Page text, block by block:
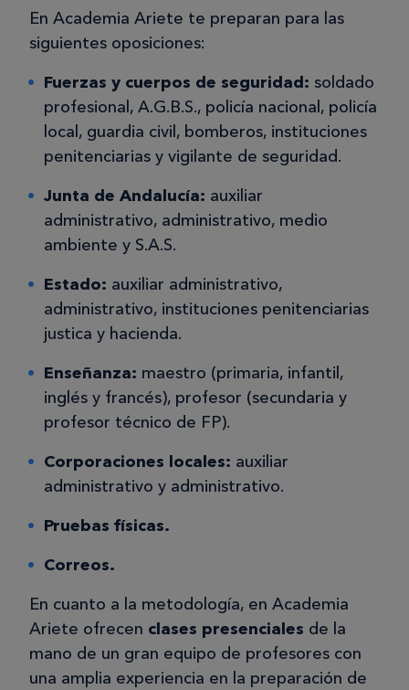
En Academia Ariete te preparan para las
siguientes oposiciones:
Fuerzas y cuerpos de seguridad: soldado
profesional, A.G.B.S., policía nacional, policía
local, guardia civil, bomberos, instituciones
penitenciarias y vigilante de seguridad.
Junta de Andalucía: auxiliar
administrativo, administrativo, medio
ambiente y S.A.S.
Estado: auxiliar administrativo,
administrativo, instituciones penitenciarias
justica y hacienda.
Enseñanza: maestro (primaria, infantil,
inglés y francés), profesor (secundaria y
profesor técnico de FP).
Corporaciones locales: auxiliar
administrativo y administrativo.
Pruebas físicas.
Correos.
En cuanto a la metodología, en Academia
Ariete ofrecen clases presenciales de la
mano de un gran equipo de profesores con
una amplia experiencia en la preparación de